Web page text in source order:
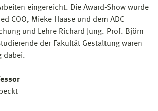
eingereicht. Die Award-Show wurde
COO, Mieke Haase und dem ADC
und Lehre Richard Jung. Prof. Björn
der Fakultät Gestaltung waren
dabei.